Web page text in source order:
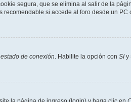
segura, que se elimina al salir de la
si accede al foro desde un
de conexión. Habilite la opción con SI y